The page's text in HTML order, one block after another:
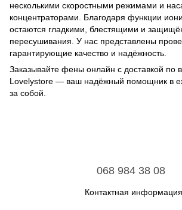
несколькими скоростными режимами и
концентраторами. Благодаря функции
остаются гладкими, блестящими и
пересушивания. У нас представлены
гарантирующие качество и надёжность.
Заказывайте фены онлайн с доставкой по
Lovelystore — ваш надёжный помощник в
за собой.
068 984 38 08
Контактная информация